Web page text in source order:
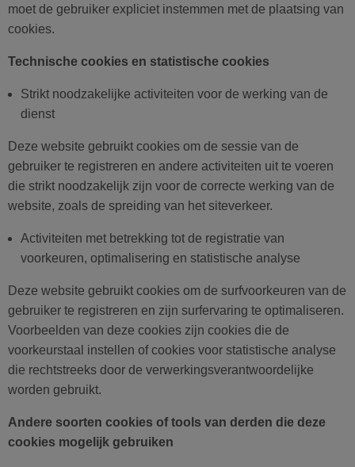
moet de gebruiker expliciet instemmen met de plaatsing van
cookies.
Technische cookies en statistische cookies
Strikt noodzakelijke activiteiten voor de werking van de
dienst
Deze website gebruikt cookies om de sessie van de
gebruiker te registreren en andere activiteiten uit te voeren
die strikt noodzakelijk zijn voor de correcte werking van de
website, zoals de spreiding van het siteverkeer.
Activiteiten met betrekking tot de registratie van
voorkeuren, optimalisering en statistische analyse
Deze website gebruikt cookies om de surfvoorkeuren van de
gebruiker te registreren en zijn surfervaring te optimaliseren.
Voorbeelden van deze cookies zijn cookies die de
voorkeurstaal instellen of cookies voor statistische analyse
die rechtstreeks door de verwerkingsverantwoordelijke
worden gebruikt.
Andere soorten cookies of tools van derden die deze
cookies mogelijk gebruiken